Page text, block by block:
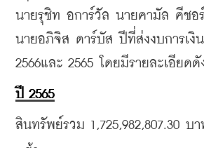
นายรุชิท อการ์วัล นายคามัล คีชอ
นายอภิจิส ดาร์บัส ปีที่ส่งงบการเงิ
2566และ 2565 โดยมีรายละเอียดดั
ปี 2565
สินทรัพย์รวม 1,725,982,807.30 บา